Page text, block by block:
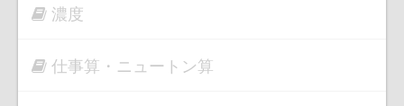
濃度
仕事算・ニュートン算